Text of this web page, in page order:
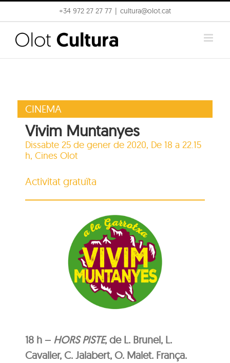
to
content
+34 972 27 27 77 cultura@olot.cat
CINEMA
Vivim Muntanyes
Dissabte 25 de gener de 2020, De 18 a 22.15
h,Cines Olot
Activitat gratuïta
18 h – HORS PISTE, de L. Brunel, L.
Cavalier, C. Jalabert, O. Malet. França.